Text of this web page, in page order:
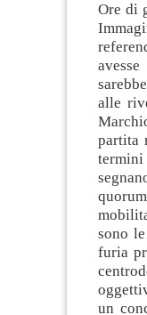
Ore di
alle
partita
sono
furia
un